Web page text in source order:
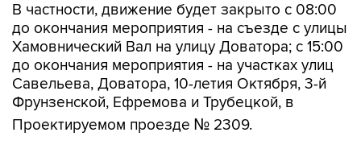
В частности, движение будет закрыто с 08:00
до окончания мероприятия - на съезде с улицы
Хамовнический Вал на улицу Доватора; с 15:00
до окончания мероприятия - на участках улиц
Савельева, Доватора, 10-летия Октября, 3-й
Фрунзенской, Ефремова и Трубецкой, в
Проектируемом проезде № 2309.